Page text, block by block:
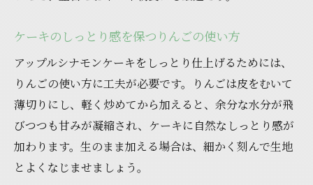
特別感を引き出すケーキの見栄え工夫ポイント
アップルシナモンケーキを華やかに見せる
盛り付け術
プレゼントにも最適なケーキのアレンジ方
法
ふんわりケーキが映えるデコレーションの
コツ
ケーキのしっとり感を保つりんごの使い方
アップルシナモンケーキをしっとり仕上げるためには、
りんごの使い方に工夫が必要です。りんごは皮をむいて
薄切りにし、軽く炒めてから加えると、余分な水分が飛
びつつも甘みが凝縮され、ケーキに自然なしっとり感が
加わります。生のまま加える場合は、細かく刻んで生地
とよくなじませましょう。